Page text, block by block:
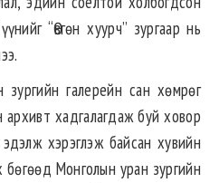
“Өвгөн хуурч” зургаар нь
зургийн галерейн сан хөмрөг
хадгалагдаж буй ховор
хэрэглэж байсан хувийн
бөгөөд Монголын уран зургийн